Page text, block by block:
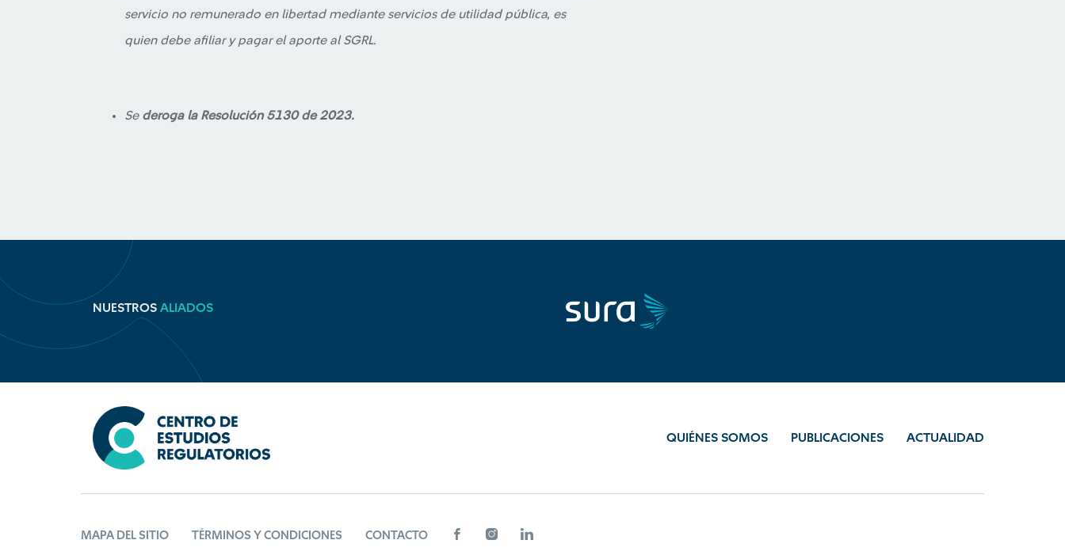
servicio no remunerado en libertad mediante servicios de utilidad pública, es
quien debe afiliar y pagar el aporte al SGRL.
Se deroga la Resolución 5130 de 2023.
NUESTROS ALIADOS
QUIÉNES SOMOS PUBLICACIONES ACTUALIDAD
MAPA DEL SITIO TÉRMINOS Y CONDICIONES CONTACTO